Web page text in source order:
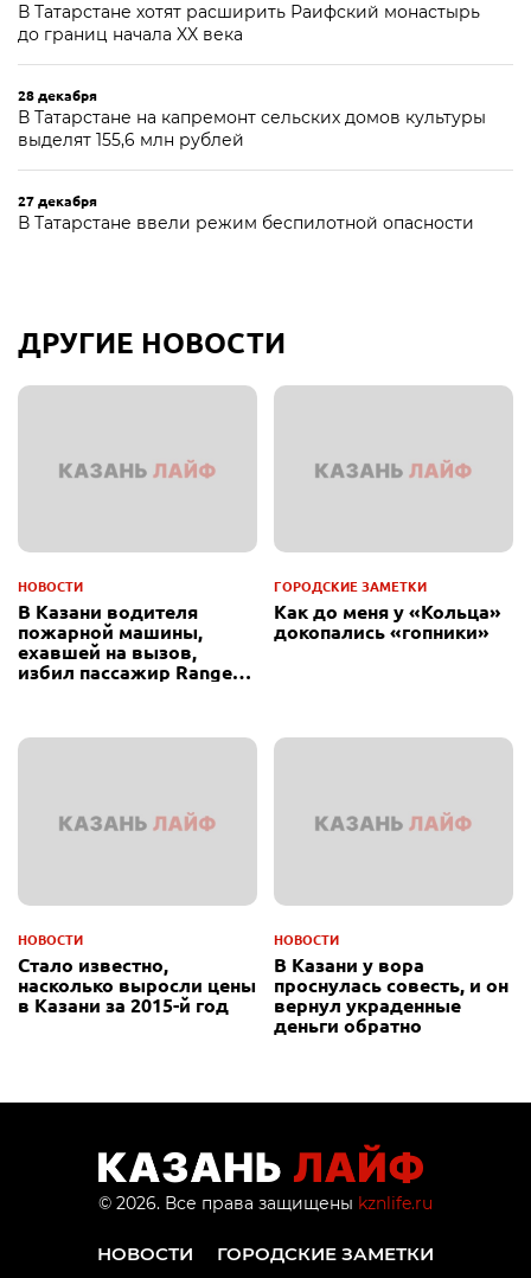
В Татарстане хотят расширить Раифский монастырь
до границ начала XX века
28 декабря
В Татарстане на капремонт сельских домов культуры
выделят 155,6 млн рублей
27 декабря
В Татарстане ввели режим беспилотной опасности
ДРУГИЕ НОВОСТИ
НОВОСТИ
В Казани водителя
пожарной машины,
ехавшей на вызов,
избил пассажир Range
ГОРОДСКИЕ ЗАМЕТКИ
Как до меня у «Кольца»
докопались «гопники»
НОВОСТИ
Стало известно,
насколько выросли цены
в Казани за 2015-й год
НОВОСТИ
В Казани у вора
проснулась совесть, и он
вернул украденные
деньги обратно
© 2026. Все права защищены kznlife.ru
НОВОСТИ ГОРОДСКИЕ ЗАМЕТКИ